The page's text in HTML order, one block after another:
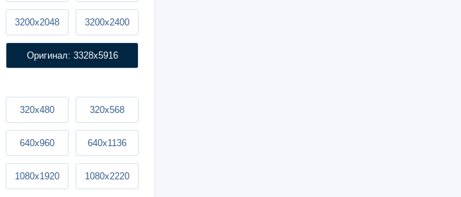
3200x2048 3200x2400
Оригинал: 3328x5916
320x480 320x568
640x960 640x1136
1080x1920 1080x2220